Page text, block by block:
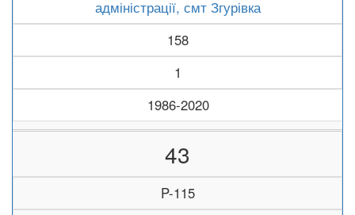
адміністрації, смт Згурівка
158
1
1986-2020
43
P-115